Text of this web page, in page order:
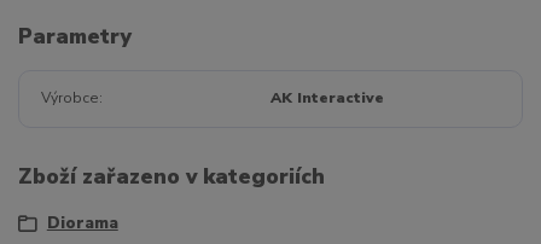
Parametry
Výrobce AK Interactive
Zboží zařazeno v kategoriích
Diorama